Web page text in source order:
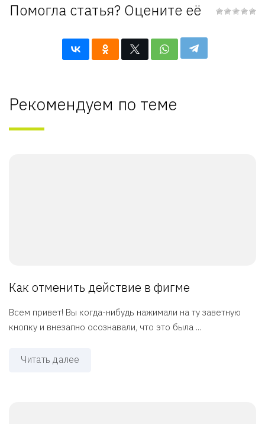
Помогла статья? Оцените её
Рекомендуем по теме
Как отменить действие в фигме
Всем привет! Вы когда-нибудь нажимали на ту заветную
кнопку и внезапно осознавали, что это была ...
Читать далее